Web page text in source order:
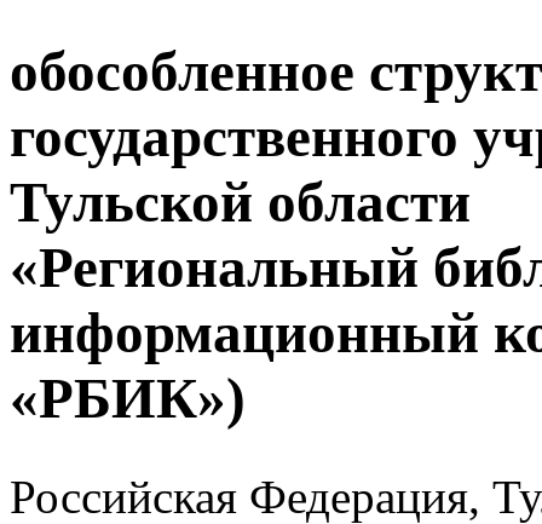
обособленное
государственного
Тульской области
«Региональный
информационный
«РБИК»)
Российская Федерация,